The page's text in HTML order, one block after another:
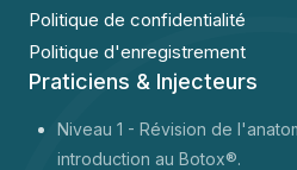
Politique de confidentialité
Politique d'enregistrement
Praticiens & Injecteurs
Niveau 1 - Révision de
introduction au Botox®.